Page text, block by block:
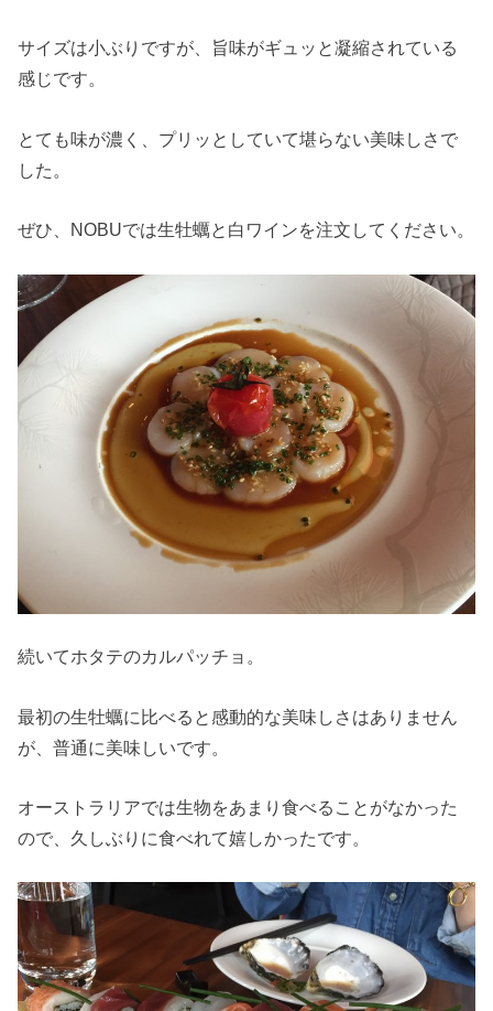
サイズは小ぶりですが、旨味がギュッと凝縮されている
感じです。
とても味が濃く、プリッとしていて堪らない美味しさで
した。
ぜひ、NOBUでは生牡蠣と白ワインを注文してください。
続いてホタテのカルパッチョ。
最初の生牡蠣に比べると感動的な美味しさはありません
が、普通に美味しいです。
オーストラリアでは生物をあまり食べることがなかった
ので、久しぶりに食べれて嬉しかったです。